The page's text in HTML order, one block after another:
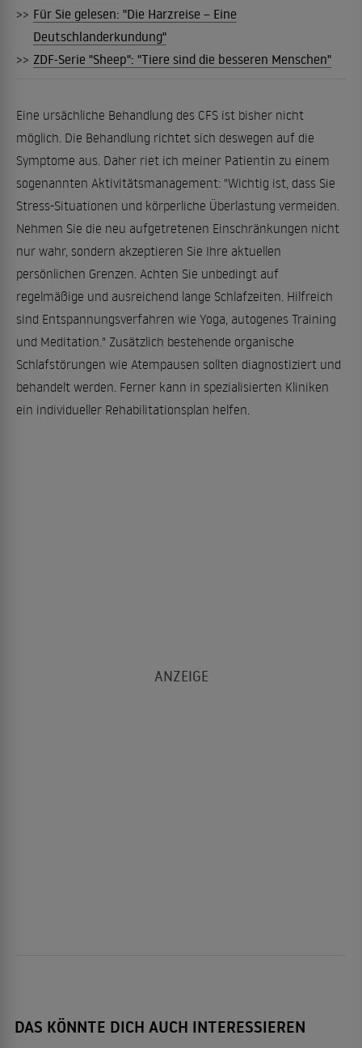
>> Für Sie gelesen: "Die Harzreise – Eine
Deutschlanderkundung"
>> ZDF-Serie "Sheep": "Tiere sind die besseren Menschen"
Eine ursächliche Behandlung des CFS ist bisher nicht
möglich. Die Behandlung richtet sich deswegen auf die
Symptome aus. Daher riet ich meiner Patientin zu einem
sogenannten Aktivitätsmanagement: "Wichtig ist, dass Sie
Stress-Situationen und körperliche Überlastung vermeiden.
Nehmen Sie die neu aufgetretenen Einschränkungen nicht
nur wahr, sondern akzeptieren Sie Ihre aktuellen
persönlichen Grenzen. Achten Sie unbedingt auf
regelmäßige und ausreichend lange Schlafzeiten. Hilfreich
sind Entspannungsverfahren wie Yoga, autogenes Training
und Meditation." Zusätzlich bestehende organische
Schlafstörungen wie Atempausen sollten diagnostiziert und
behandelt werden. Ferner kann in spezialisierten Kliniken
ein individueller Rehabilitationsplan helfen.
DAS KÖNNTE DICH AUCH INTERESSIEREN